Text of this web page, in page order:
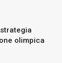
olimpica